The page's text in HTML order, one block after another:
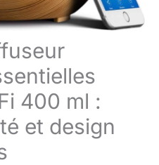
400 ml :
et design